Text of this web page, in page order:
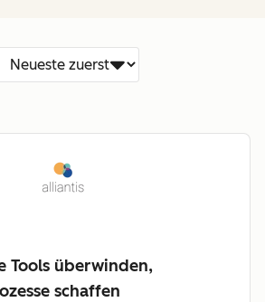
Tools überwinden,
schaffen